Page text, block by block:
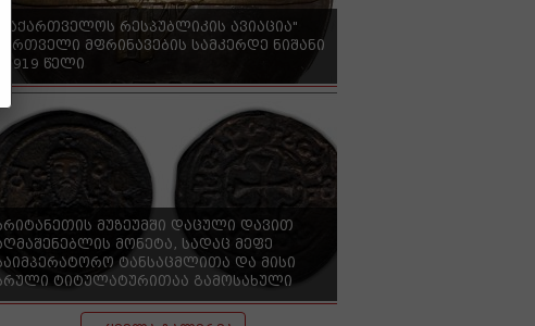
"საქართველოს რესპუბლიკის ავიაცია"
ქართველი მფრინავების სამკერდე ნიშანი
- 1919 წელი
მუზეუმში დაცული დავით
მონეტა, სადაც მეფე
ტანსაცმლითა და მისი
ტიტულატურითაა გამოსახული